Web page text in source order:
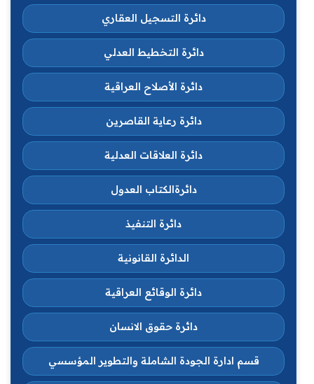
دائرة التسجيل العقاري
دائرة التخطيط العدلي
دائرة الأصلاح العراقية
دائرة رعاية القاصرين
دائرة العلاقات العدلية
دائرةالكتاب العدول
دائرة التنفيذ
الدائرة القانونية
دائرة الوقائع العراقية
دائرة حقوق الانسان
قسم ادارة الجودة الشاملة والتطوير المؤسسي